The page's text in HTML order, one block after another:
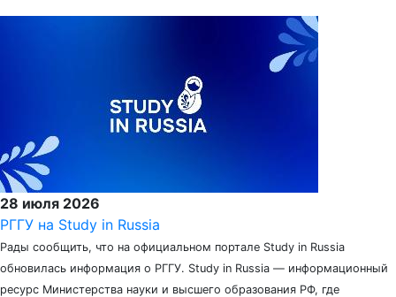
28 июля 2026
РГГУ на Study in Russia
Рады сообщить, что на официальном портале Study in Russia
обновилась информация о РГГУ. Study in Russia — информационный
ресурс Министерства науки и высшего образования РФ, где